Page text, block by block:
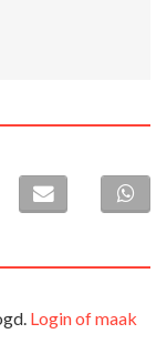
Login of maak